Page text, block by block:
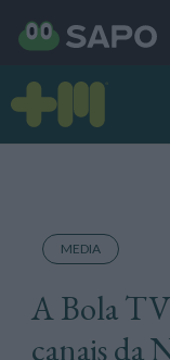
MEDIA
A Bola
canais da